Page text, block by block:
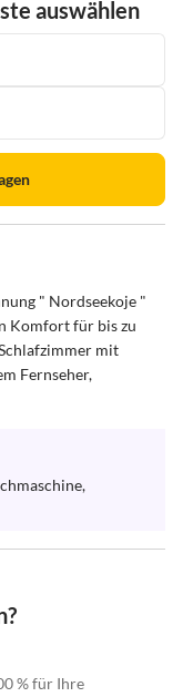
auswählen
" Nordseekoje "
Komfort für bis zu
mit
Fernseher,
% für Ihre